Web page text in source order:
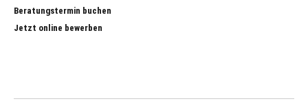
Beratungstermin buchen
Jetzt online bewerben